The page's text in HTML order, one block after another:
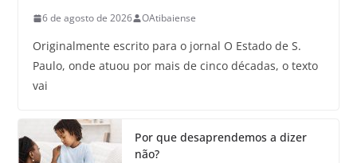
6 de agosto de 2026 OAtibaiense
Originalmente escrito para o jornal O Estado de S.
Paulo, onde atuou por mais de cinco décadas, o texto
vai
Por que desaprendemos a dizer
não?